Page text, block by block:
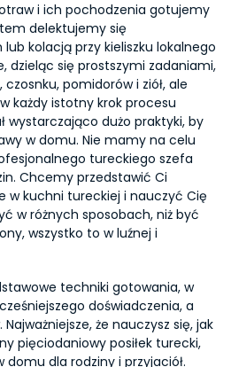
i ich pochodzenia gotujemy
delektujemy się
kolacją przy kieliszku lokalnego
dzieląc się prostszymi zadaniami,
pomidorów i ziół, ale
każdy istotny krok procesu
wystarczająco dużo praktyki, by
w domu. Nie mamy na celu
tureckiego szefa
Chcemy przedstawić Ci
w kuchni tureckiej i nauczyć Cię
w różnych sposobach, niż być
wszystko to w luźnej i
techniki gotowania, w
doświadczenia, a
że nauczysz się, jak
pięciodaniowy posiłek turecki,
dla rodziny i przyjaciół.